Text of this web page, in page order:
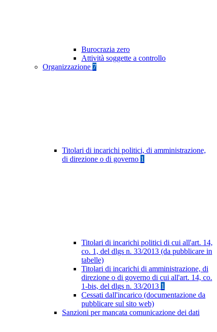
Burocrazia zero
Attività soggette a controllo
Organizzazione 7
Titolari di incarichi politici, di amministrazione,
di direzione o di governo 1
Titolari di incarichi politici di cui all'art. 14,
co. 1, del dlgs n. 33/2013 (da pubblicare in
tabelle)
Titolari di incarichi di amministrazione, di
direzione o di governo di cui all'art. 14, co.
1-bis, del dlgs n. 33/2013 1
Cessati dall'incarico (documentazione da
pubblicare sul sito web)
Sanzioni per mancata comunicazione dei dati